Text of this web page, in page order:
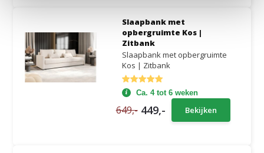
Slaapbank met
opbergruimte Kos |
Zitbank
Slaapbank met opbergruimte
Kos | Zitbank
Ca. 4 tot 6 weken
649,- 449,- Bekijken